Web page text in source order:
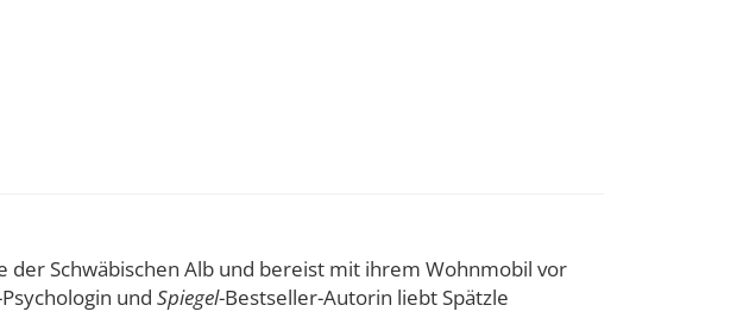
der Schwäbischen Alb und bereist mit ihrem Wohnmobil vor
und Spiegel-Bestseller-Autorin liebt Spätzle